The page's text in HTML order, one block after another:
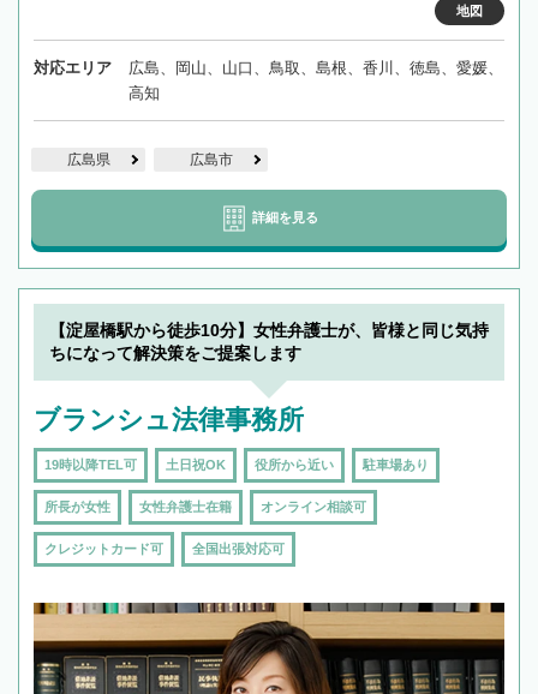
地図
対応エリア
広島、岡山、山口、鳥取、島根、香川、徳島、愛媛、
高知
広島県 広島市
詳細を見る
【淀屋橋駅から徒歩10分】女性弁護士が、皆様と同じ気持
ちになって解決策をご提案します
ブランシュ法律事務所
19時以降TEL可 土日祝OK 役所から近い 駐車場あり
所長が女性 女性弁護士在籍 オンライン相談可
クレジットカード可 全国出張対応可